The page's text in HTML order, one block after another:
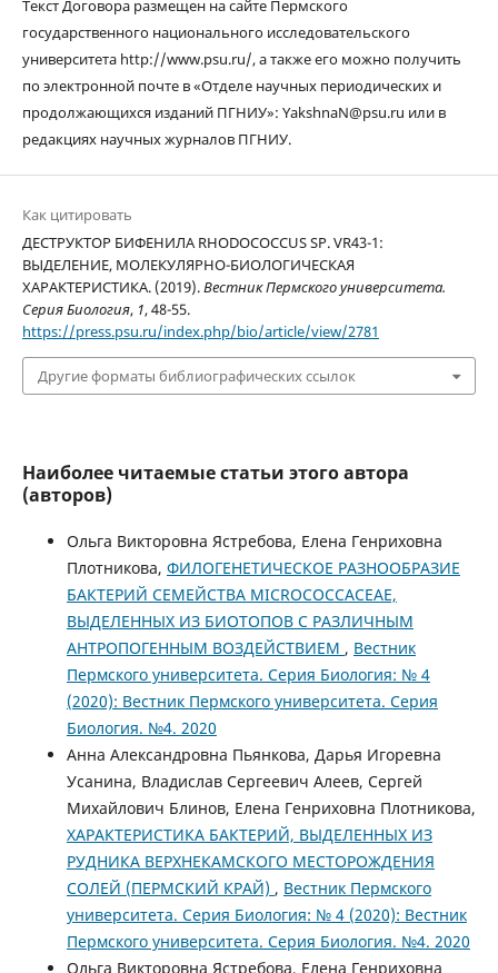
Текст Договора размещен на сайте Пермского
государственного национального исследовательского
университета http://www.psu.ru/, а также его можно получить
по электронной почте в «Отделе научных периодических и
продолжающихся изданий ПГНИУ»: YakshnaN@psu.ru или в
редакциях научных журналов ПГНИУ.
Как цитировать
ДЕСТРУКТОР БИФЕНИЛА RHODOCOCCUS SP. VR43-1:
ВЫДЕЛЕНИЕ, МОЛЕКУЛЯРНО-БИОЛОГИЧЕСКАЯ
ХАРАКТЕРИСТИКА. (2019).Вестник Пермского университета.
Серия Биология, 1, 48-55.
https://press.psu.ru/index.php/bio/article/view/2781
Другие форматы библиографических ссылок
Наиболее читаемые статьи этого автора
(авторов)
Ольга Викторовна Ястребова, Елена Генриховна
Плотникова, ФИЛОГЕНЕТИЧЕСКОЕ РАЗНООБРАЗИЕ
БАКТЕРИЙ СЕМЕЙСТВА MICROCOCCACEAE,
ВЫДЕЛЕННЫХ ИЗ БИОТОПОВ С РАЗЛИЧНЫМ
АНТРОПОГЕННЫМ ВОЗДЕЙСТВИЕМ , Вестник
Пермского университета. Серия Биология: № 4
(2020): Вестник Пермского университета. Серия
Биология. №4. 2020
Анна Александровна Пьянкова, Дарья Игоревна
Усанина, Владислав Сергеевич Алеев, Сергей
Михайлович Блинов, Елена Генриховна Плотникова,
ХАРАКТЕРИСТИКА БАКТЕРИЙ, ВЫДЕЛЕННЫХ ИЗ
РУДНИКА ВЕРХНЕКАМСКОГО МЕСТОРОЖДЕНИЯ
СОЛЕЙ (ПЕРМСКИЙ КРАЙ) , Вестник Пермского
университета. Серия Биология: № 4 (2020): Вестник
Пермского университета. Серия Биология. №4. 2020
Ольга Викторовна Ястребова, Елена Генриховна